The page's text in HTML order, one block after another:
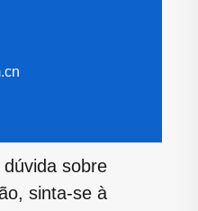
sobre
sinta-se à